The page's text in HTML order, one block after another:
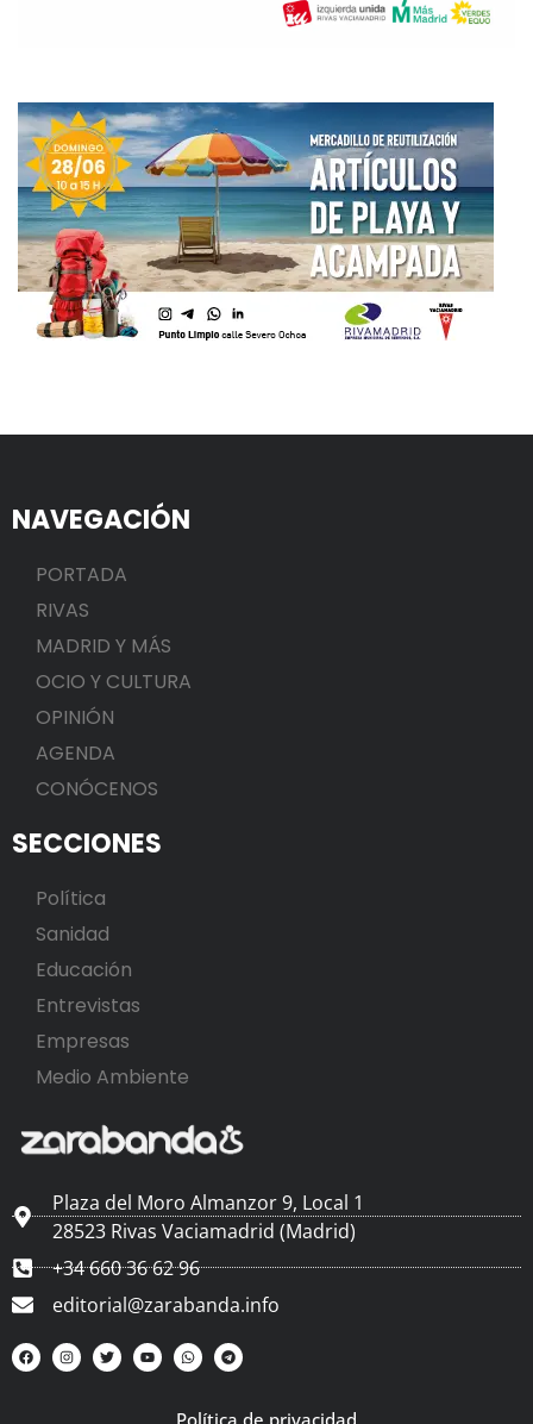
NAVEGACIÓN
PORTADA
RIVAS
MADRID Y MÁS
OCIO Y CULTURA
OPINIÓN
AGENDA
CONÓCENOS
SECCIONES
Política
Sanidad
Educación
Entrevistas
Empresas
Medio Ambiente
Plaza del Moro Almanzor 9, Local 1
28523 Rivas Vaciamadrid (Madrid)
+34 660 36 62 96
editorial@zarabanda.info
Política de privacidad